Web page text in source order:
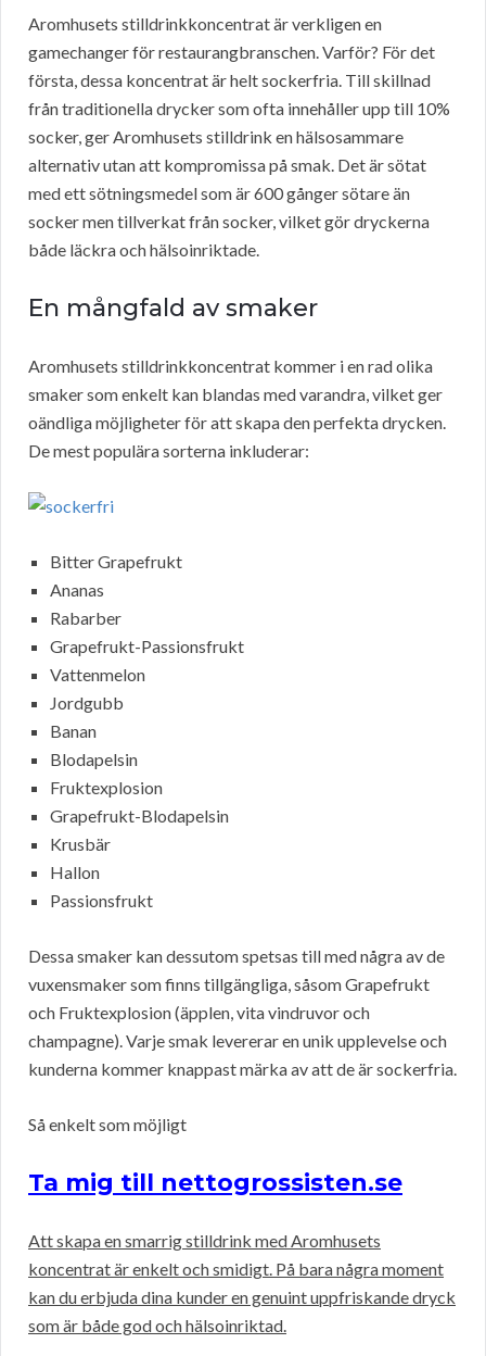
Aromhusets stilldrinkkoncentrat är verkligen en
gamechanger för restaurangbranschen. Varför? För det
första, dessa koncentrat är helt sockerfria. Till skillnad
från traditionella drycker som ofta innehåller upp till 10%
socker, ger Aromhusets stilldrink en hälsosammare
alternativ utan att kompromissa på smak. Det är sötat
med ett sötningsmedel som är 600 gånger sötare än
socker men tillverkat från socker, vilket gör dryckerna
både läckra och hälsoinriktade.
En mångfald av smaker
Aromhusets stilldrinkkoncentrat kommer i en rad olika
smaker som enkelt kan blandas med varandra, vilket ger
oändliga möjligheter för att skapa den perfekta drycken.
De mest populära sorterna inkluderar:
Bitter Grapefrukt
Ananas
Rabarber
Grapefrukt-Passionsfrukt
Vattenmelon
Jordgubb
Banan
Blodapelsin
Fruktexplosion
Grapefrukt-Blodapelsin
Krusbär
Hallon
Passionsfrukt
Dessa smaker kan dessutom spetsas till med några av de
vuxensmaker som finns tillgängliga, såsom Grapefrukt
och Fruktexplosion (äpplen, vita vindruvor och
champagne). Varje smak levererar en unik upplevelse och
kunderna kommer knappast märka av att de är sockerfria.
Så enkelt som möjligt
Ta mig till nettogrossisten.se
Att skapa en smarrig stilldrink med Aromhusets
koncentrat är enkelt och smidigt. På bara några moment
kan du erbjuda dina kunder en genuint uppfriskande dryck
som är både god och hälsoinriktad.